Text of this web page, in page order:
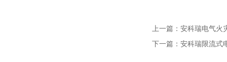
上一篇： 安科瑞电气火
下一篇： 安科瑞限流式